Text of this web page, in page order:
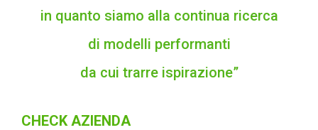
in quanto siamo alla continua ricerca
di modelli performanti
da cui trarre ispirazione”
CHECK AZIENDA